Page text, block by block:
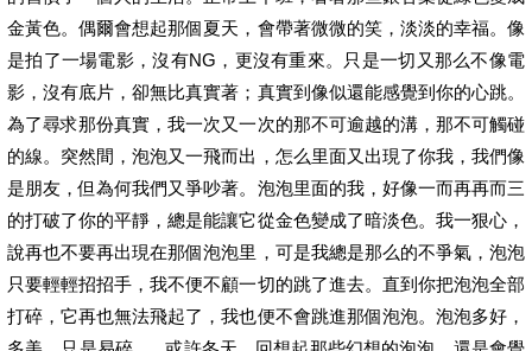
金黃色。偶爾會想起那個夏天，會帶著微微的笑，淡淡的幸福。像
是拍了一場電影，沒有NG，更沒有重來。只是一切又那么不像電
影，沒有底片，卻無比真實著；真實到像似還能感覺到你的心跳。
為了尋求那份真實，我一次又一次的那不可逾越的溝，那不可觸碰
的線。突然間，泡泡又一飛而出，怎么里面又出現了你我，我們像
是朋友，但為何我們又爭吵著。泡泡里面的我，好像一而再再而三
的打破了你的平靜，總是能讓它從金色變成了暗淡色。我一狠心，
說再也不要再出現在那個泡泡里，可是我總是那么的不爭氣，泡泡
只要輕輕招招手，我不便不顧一切的跳了進去。直到你把泡泡全部
打碎，它再也無法飛起了，我也便不會跳進那個泡泡。泡泡多好，